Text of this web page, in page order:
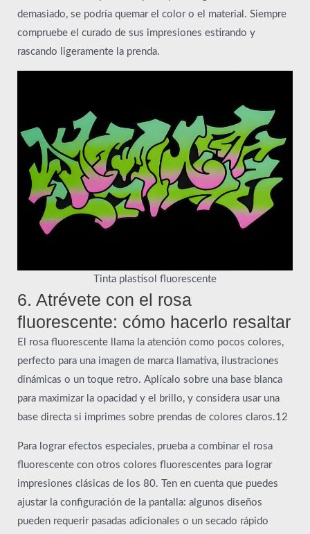
demasiado, se podría quemar el color o el material. Siempre
compruebe el curado de sus impresiones estirando y
rascando ligeramente la prenda.
Tinta plastisol fluorescente
6. Atrévete con el rosa
fluorescente: cómo hacerlo resaltar
El rosa fluorescente llama la atención como pocos colores,
perfecto para una imagen de marca llamativa, ilustraciones
dinámicas o un toque retro. Aplícalo sobre una base blanca
para maximizar la opacidad y el brillo, y considera usar una
base directa si imprimes sobre prendas de colores claros.12
Para lograr efectos especiales, prueba a combinar el rosa
fluorescente con otros colores fluorescentes para lograr
impresiones clásicas de los 80. Ten en cuenta que puedes
ajustar la configuración de la pantalla: algunos diseños
pueden requerir pasadas adicionales o un secado rápido